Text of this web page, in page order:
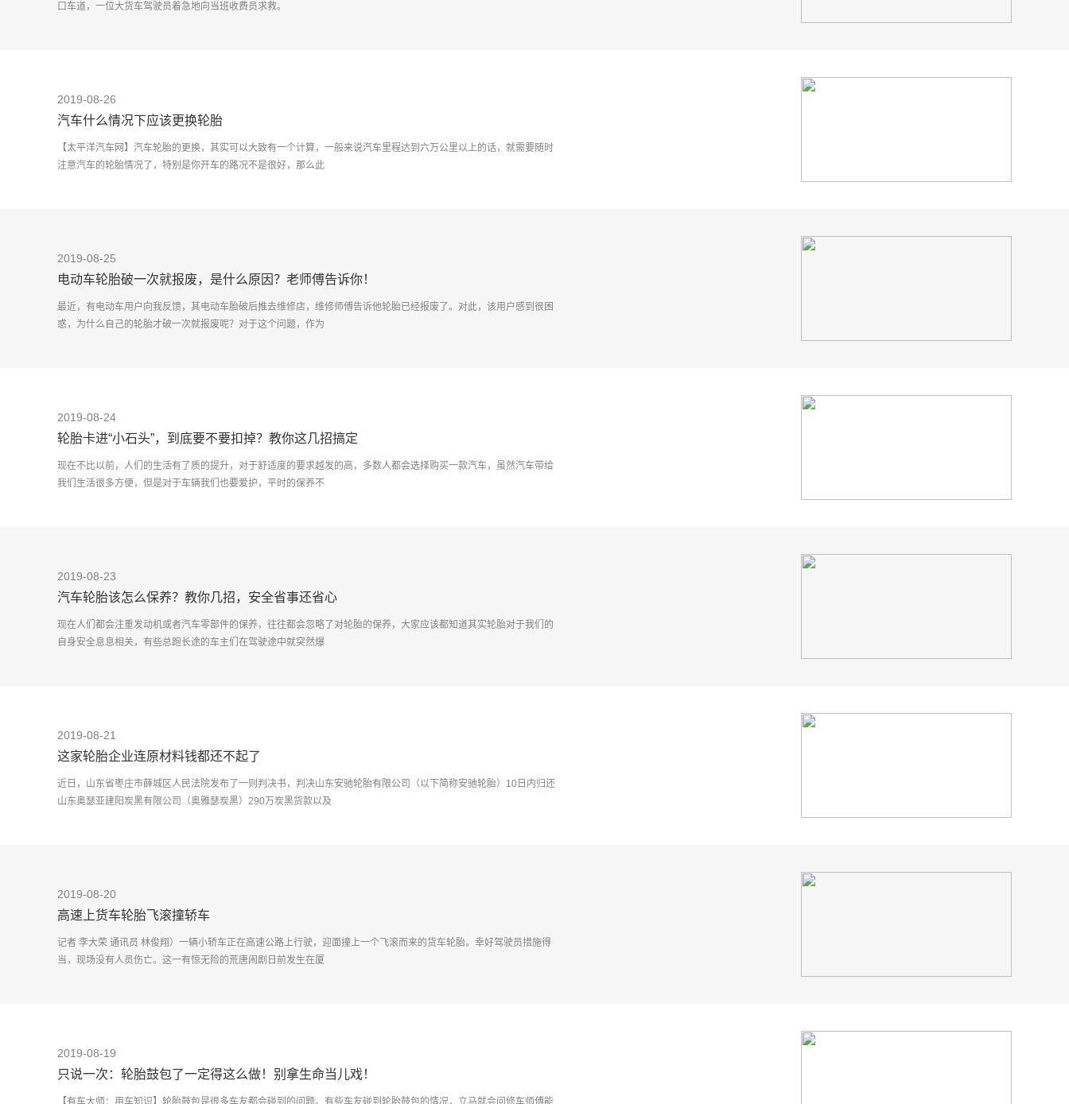
口车道，一位大货车驾驶员着急地向当班收费员求救。
2019-08-26
汽车什么情况下应该更换轮胎
【太平洋汽车网】汽车轮胎的更换，其实可以大致有一个计算，一般来说汽车里程达到六万公里以上的话，就需要随时
注意汽车的轮胎情况了，特别是你开车的路况不是很好，那么此
2019-08-25
电动车轮胎破一次就报废，是什么原因？老师傅告诉你！
最近，有电动车用户向我反馈，其电动车胎破后推去维修店，维修师傅告诉他轮胎已经报废了。对此，该用户感到很困
惑，为什么自己的轮胎才破一次就报废呢？对于这个问题，作为
2019-08-24
轮胎卡进“小石头”，到底要不要扣掉？教你这几招搞定
现在不比以前，人们的生活有了质的提升，对于舒适度的要求越发的高，多数人都会选择购买一款汽车，虽然汽车带给
我们生活很多方便，但是对于车辆我们也要爱护，平时的保养不
2019-08-23
汽车轮胎该怎么保养？教你几招，安全省事还省心
现在人们都会注重发动机或者汽车零部件的保养，往往都会忽略了对轮胎的保养，大家应该都知道其实轮胎对于我们的
自身安全息息相关，有些总跑长途的车主们在驾驶途中就突然爆
2019-08-21
这家轮胎企业连原材料钱都还不起了
近日，山东省枣庄市薛城区人民法院发布了一则判决书，判决山东安驰轮胎有限公司（以下简称安驰轮胎）10日内归还
山东奥瑟亚建阳炭黑有限公司（奥雅瑟炭黑）290万炭黑货款以及
2019-08-20
高速上货车轮胎飞滚撞轿车
记者 李大荣 通讯员 林俊翔）一辆小轿车正在高速公路上行驶，迎面撞上一个飞滚而来的货车轮胎。幸好驾驶员措施得
当，现场没有人员伤亡。这一有惊无险的荒唐闹剧日前发生在厦
2019-08-19
只说一次：轮胎鼓包了一定得这么做！别拿生命当儿戏！
【有车大师：用车知识】轮胎鼓包是很多车友都会碰到的问题。有些车友碰到轮胎鼓包的情况，立马就会问修车师傅能